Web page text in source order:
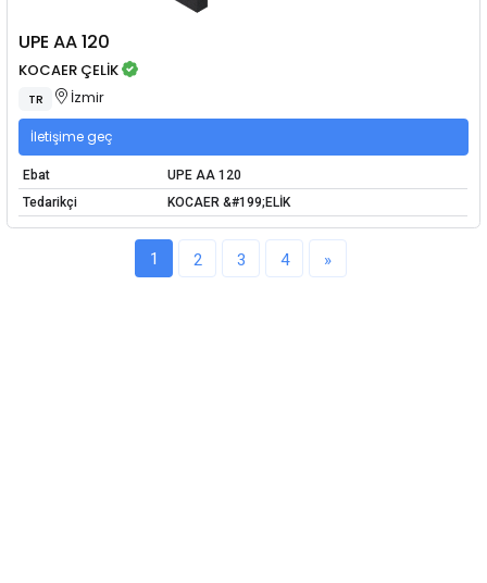
UPE AA 120
KOCAER ÇELİK
TR İzmir
İletişime geç
Ebat
UPE AA 120
Tedarikçi
KOCAER &#199;ELİK
1 2 3 4 »